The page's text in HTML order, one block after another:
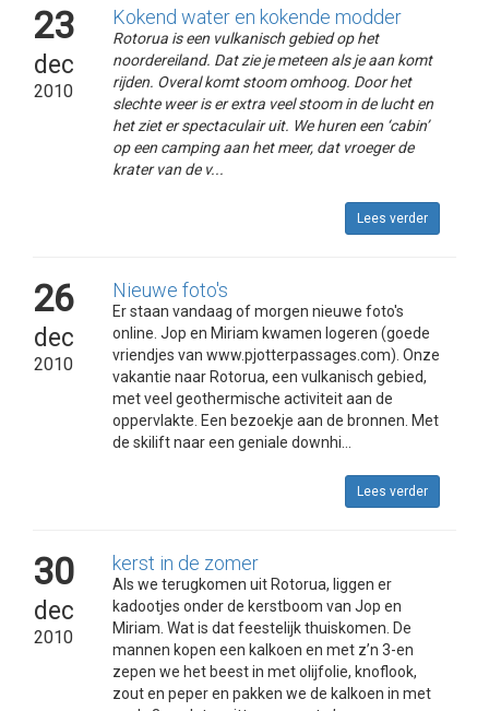
23
dec
2010
Kokend water en kokende modder
Rotorua is een vulkanisch gebied op het
noordereiland. Dat zie je meteen als je aan komt
rijden. Overal komt stoom omhoog. Door het
slechte weer is er extra veel stoom in de lucht en
het ziet er spectaculair uit. We huren een ‘cabin’
op een camping aan het meer, dat vroeger de
krater van de v...
Lees verder
26
dec
2010
Nieuwe foto's
Er staan vandaag of morgen nieuwe foto's
online. Jop en Miriam kwamen logeren (goede
vriendjes van www.pjotterpassages.com). Onze
vakantie naar Rotorua, een vulkanisch gebied,
met veel geothermische activiteit aan de
oppervlakte. Een bezoekje aan de bronnen. Met
de skilift naar een geniale downhi...
Lees verder
30
dec
2010
kerst in de zomer
Als we terugkomen uit Rotorua, liggen er
kadootjes onder de kerstboom van Jop en
Miriam. Wat is dat feestelijk thuiskomen. De
mannen kopen een kalkoen en met z’n 3-en
zepen we het beest in met olijfolie, knoflook,
zout en peper en pakken we de kalkoen in met